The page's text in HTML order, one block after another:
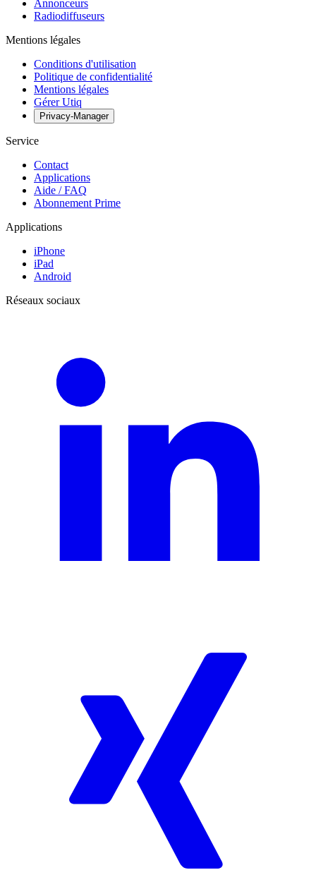
Annonceurs
Radiodiffuseurs
Mentions légales
Conditions d'utilisation
Politique de confidentialité
Mentions légales
Gérer Utiq
Privacy-Manager
Service
Contact
Applications
Aide / FAQ
Abonnement Prime
Applications
iPhone
iPad
Android
Réseaux sociaux